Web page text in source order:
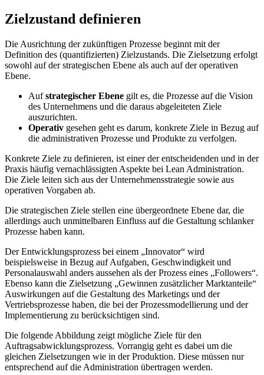
Zielzustand definieren
Die Ausrichtung der zukünftigen Prozesse beginnt mit der
Definition des (quantifizierten) Zielzustands. Die Zielsetzung erfolgt
sowohl auf der strategischen Ebene als auch auf der operativen
Ebene.
Aufstrategischer Ebene gilt es, die Prozesse auf die Vision
des Unternehmens und die daraus abgeleiteten Ziele
auszurichten.
Operativ gesehen geht es darum, konkrete Ziele in Bezug auf
die administrativen Prozesse und Produkte zu verfolgen.
Konkrete Ziele zu definieren, ist einer der entscheidenden und in der
Praxis häufig vernachlässigten Aspekte bei Lean Administration.
Die Ziele leiten sich aus der Unternehmensstrategie sowie aus
operativen Vorgaben ab.
Die strategischen Ziele stellen eine übergeordnete Ebene dar, die
allerdings auch unmittelbaren Einfluss auf die Gestaltung schlanker
Prozesse haben kann.
Der Entwicklungsprozess bei einem „Innovator“ wird
beispielsweise in Bezug auf Aufgaben, Geschwindigkeit und
Personalauswahl anders aussehen als der Prozess eines „Followers“.
Ebenso kann die Zielsetzung „Gewinnen zusätzlicher Marktanteile“
Auswirkungen auf die Gestaltung des Marketings und der
Vertriebsprozesse haben, die bei der Prozessmodellierung und der
Implementierung zu berücksichtigen sind.
Die folgende Abbildung zeigt mögliche Ziele für den
Auftragsabwicklungsprozess. Vorrangig geht es dabei um die
gleichen Zielsetzungen wie in der Produktion. Diese müssen nur
entsprechend auf die Administration übertragen werden.